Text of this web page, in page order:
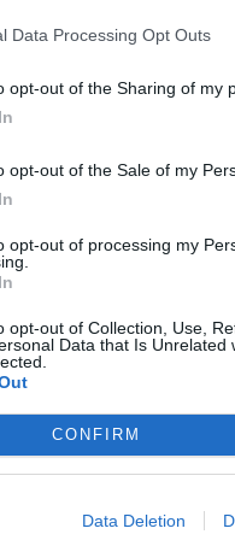
Data Processing Opt Outs
opt-out of the Sharing of my
opt-out of the Sale of my
opt-out of processing my
opt-out of Collection, Use,
Data that Is Unrelated
CONFIRM
Data Deletion
gondosan
100 lej értékű
és élő zenét
készül,
ki;
ajánlott fel,
értékű, két főre
két darab páros
(160 lej
(200 lej
300 lej értékű